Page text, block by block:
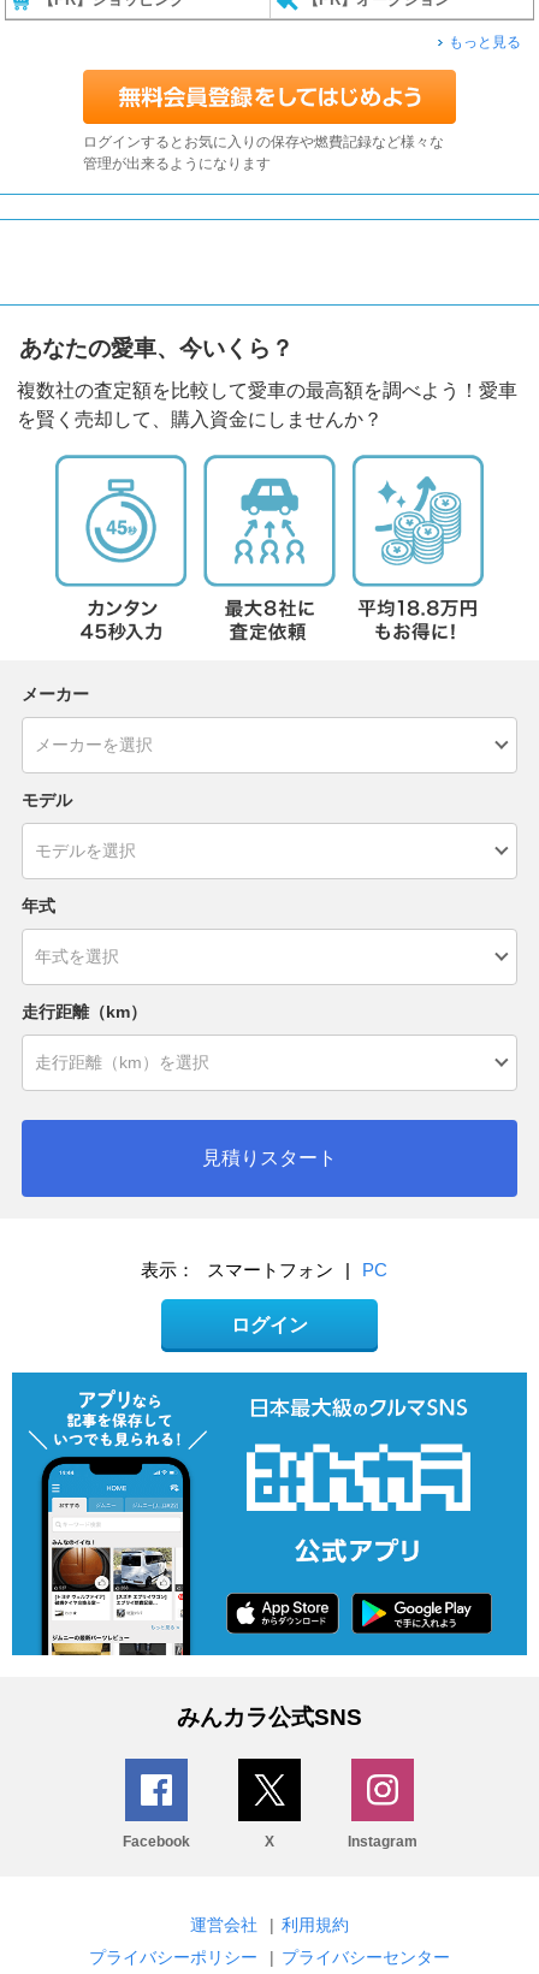
もっと見る
ログインするとお気に入りの保存や燃費記録など様々な
管理が出来るようになります
あなたの愛車、今いくら？
複数社の査定額を比較して愛車の最高額を調べよう！愛車
を賢く売却して、購入資金にしませんか？
メーカー
モデル
年式
走行距離（km）
見積りスタート
表示： スマートフォン | PC
ログイン
みんカラ公式SNS
Facebook X Instagram
運営会社 | 利用規約
プライバシーポリシー
| プライバシーセンター